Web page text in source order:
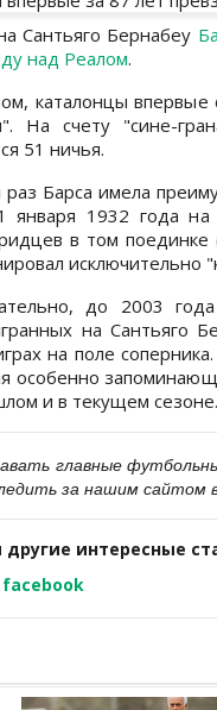
Сантьяго Бернабеу
над Реалом.
каталонцы
На счету "сине-
51 ничья.
раз Барса имела
января 1932 года
в том поединке
исключительно
до 2003
на Сантьяго
на поле
особенно
и в текущем сезоне.
главные
за нашим сайтом
другие интересные